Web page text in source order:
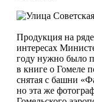
Продукция на
интересах
году нужно было
в книге о Гомеле
снятая с башни
но эта же